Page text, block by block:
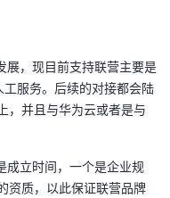
展，现目前支持联营主要是
服务。后续的对接都会陆
，并且与华为云或者是与
成立时间，一个是企业规
资质，以此保证联营品牌